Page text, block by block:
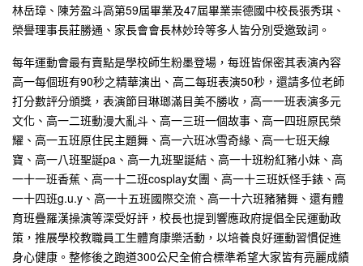
林岳璋、陳芳盈斗高第59屆畢業及47屆畢業崇德國中校長張秀琪、
榮譽理事長莊勝通、家長會會長林妙玲等多人皆分別受邀致詞。
每年運動會最有賣點是學校師生粉墨登場，每班皆保密其表演內容
高一每個班有90秒之精華演出、高二每班表演50秒，還請多位老師
打分數評分頒獎，表演節目琳瑯滿目美不勝收，高一一班表演多元
文化、高一二班動漫大亂斗、高一三班一個故事、高一四班原民榮
耀、高一五班原住民主題舞、高一六班冰雪奇緣、高一七班天線
寶、高一八班聖誕pa、高一九班聖誕結、高一十班粉紅豬小妹、高
一十一班香蕉、高一十二班cosplay女團、高一十三班妖怪手錶、高
一十四班g.u.y、高一十五班國際交流、高一十六班豬豬舞、還有體
育班疊羅漢操演等深受好評，校長也提到響應政府提倡全民運動政
策，推展學校教職員工生體育康樂活動，以培養良好運動習慣促進
身心健康。整修後之跑道300公尺全俯合標準希望大家皆有亮麗成績